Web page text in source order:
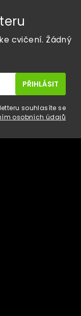
cvičení. Žádný
souhlasíte se
osobních údajů